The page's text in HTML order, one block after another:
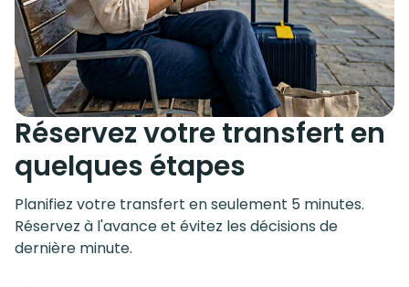
Réservez votre transfert en
quelques étapes
Planifiez votre transfert en seulement 5 minutes.
Réservez à l'avance et évitez les décisions de
dernière minute.